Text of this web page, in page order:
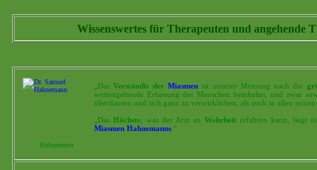
Wissenswertes für Therapeuten und angehende
Hahnemann
„DasVerständis der Miasmenist unserer Meinung nach die
weitestgehende Erfassung des Menschen beinhaltet, und zwar
überdauern und sich ganz zu verwirklichen, als auch in allen
„Das Höchste, was der Arzt an Wahrheit erfahren kann, liegt
Miasmen Hahnemanns .“